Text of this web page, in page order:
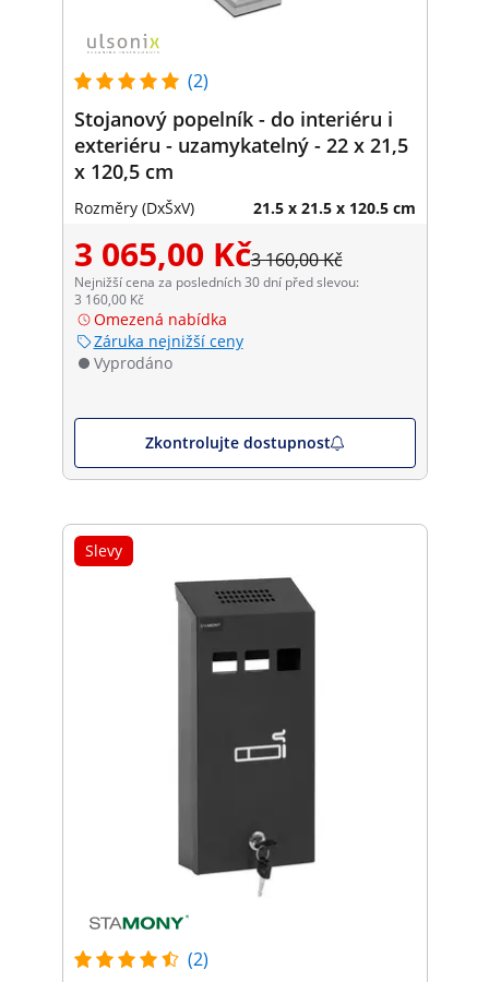
(2)
Stojanový popelník - do interiéru i
exteriéru - uzamykatelný - 22 x 21,5
x 120,5 cm
Rozměry (DxŠxV) 21.5 x 21.5 x 120.5 cm
3 065,00 Kč3 160,00 Kč
Nejnižší cena za posledních 30 dní před slevou:
3 160,00 Kč
Omezená nabídka
Záruka nejnižší ceny
Vyprodáno
Zkontrolujte dostupnost
Slevy
(2)